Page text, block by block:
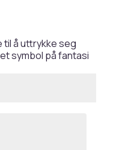
til å uttrykke seg
symbol på fantasi